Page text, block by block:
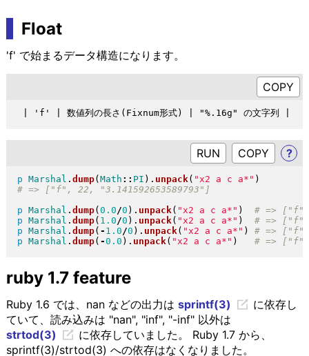
Float
'f' で始まるデータ構造になります。
RUN ?
p Marshal . dump( Math :: PI ) . unpack( " x2 a c a* " )
p Marshal . dump( 0.0 /0 ) . unpack( " x2 a c a* " )
p Marshal . dump( 1.0 /0 ) . unpack( " x2 a c a* " )
p Marshal . dump( - 1.0 /0 ) . unpack( " x2 a c a* " )
p Marshal . dump( -0.0 ) . unpack( " x2 a c a* " )
ruby 1.7 feature
Ruby 1.6 では、nan などの出力は sprintf(3)
に依存し
ていて、読み込みは "nan", "inf", "-inf" 以外は
strtod(3)
に依存していました。 Ruby 1.7 から、
sprintf(3)/strtod(3) への依存はなくなりました。